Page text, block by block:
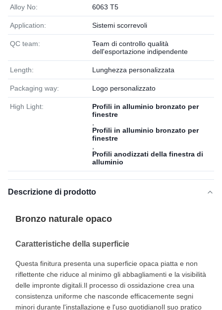
Alloy No: 6063 T5
Application: Sistemi scorrevoli
QC team:
Team di controllo qualità
dell'esportazione indipendente
Length: Lunghezza personalizzata
Packaging way: Logo personalizzato
High Light:
Profili in alluminio bronzato per
finestre
Profili in alluminio bronzato per
finestre
Profili anodizzati della finestra di
alluminio
Descrizione di prodotto
Bronzo naturale opaco
Caratteristiche della superficie
Questa finitura presenta una superficie opaca piatta e non
riflettente che riduce al minimo gli abbagliamenti e la visibilità
delle impronte digitali.Il processo di ossidazione crea una
consistenza uniforme che nasconde efficacemente segni
minori durante l'installazione e l'uso quotidianoIl suo pratico